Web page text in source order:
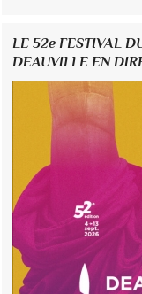
LE 52e FESTIVAL
DEAUVILLE EN